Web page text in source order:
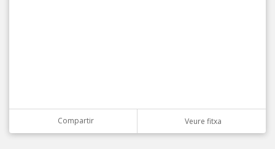
Compartir Veure fitxa